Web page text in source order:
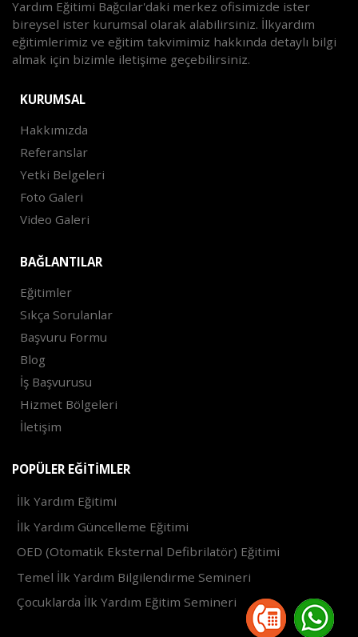
Yardım Eğitimi Bağcılar'daki merkez ofisimizde ister
bireysel ister kurumsal olarak alabilirsiniz. İlkyardım
eğitimlerimiz ve eğitim takvimimiz hakkında detaylı bilgi
almak için bizimle iletişime geçebilirsiniz.
KURUMSAL
Hakkımızda
Referanslar
Yetki Belgeleri
Foto Galeri
Video Galeri
BAĞLANTILAR
Eğitimler
Sıkça Sorulanlar
Başvuru Formu
Blog
İş Başvurusu
Hizmet Bölgeleri
İletişim
POPÜLER EĞITIMLER
İlk Yardım Eğitimi
İlk Yardım Güncelleme Eğitimi
OED (Otomatik Eksternal Defibrilatör) Eğitimi
Temel İlk Yardım Bilgilendirme Semineri
Çocuklarda İlk Yardım Eğitim Semineri